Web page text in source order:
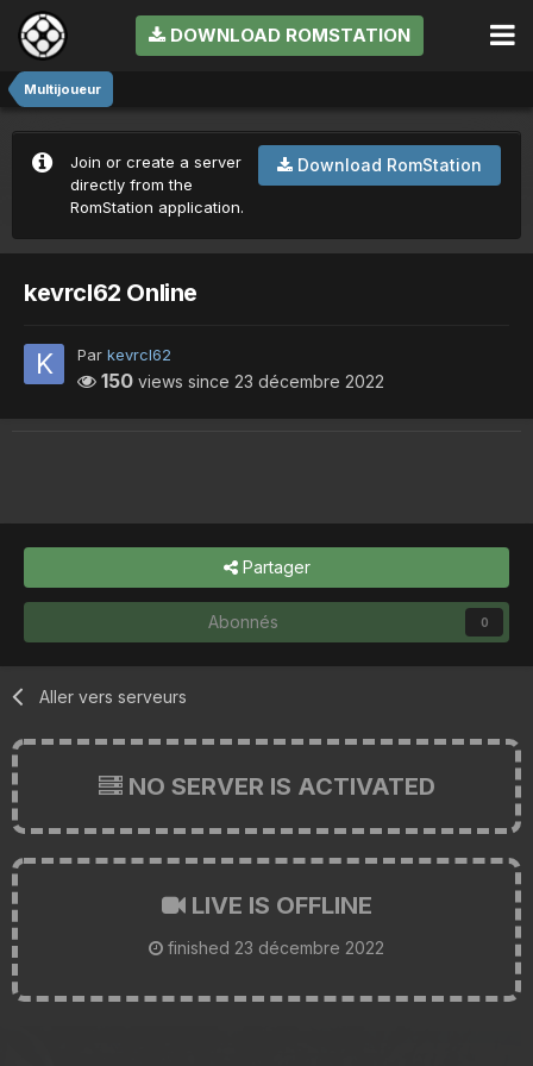
DOWNLOAD ROMSTATION
Multijoueur
Download RomStation
Join or create a server
directly from the
RomStation application.
kevrcl62 Online
Par kevrcl62
150 views since 23 décembre 2022
Partager
Abonnés 0
Aller vers serveurs
NO SERVER IS ACTIVATED
LIVE IS OFFLINE
finished 23 décembre 2022